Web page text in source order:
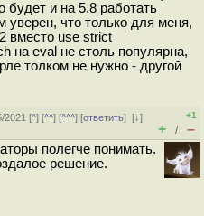
будет и на 5.8 работать
уверен, что только для меня,
вместо use strict
на eval не столь популярна,
толком не нужно - другой
2021 [^] [^^] [^^^] [ответить][↓]
+1
+ / –
полегче понимать.
решение.